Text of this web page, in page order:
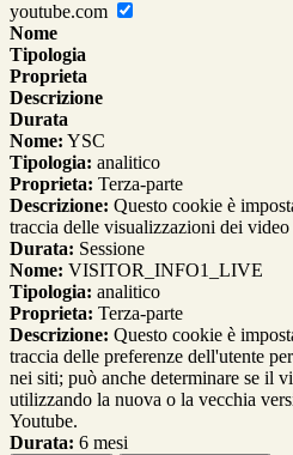
youtube.com
Nome
Tipologia
Proprieta
Descrizione
Durata
Nome: YSC
Tipologia: analitico
Proprieta: Terza-parte
Descrizione: Questo cookie è
traccia delle visualizzazioni dei
Durata: Sessione
Nome: VISITOR_INFO1_LIVE
Tipologia: analitico
Proprieta: Terza-parte
Descrizione: Questo cookie è
traccia delle preferenze dell'utente
nei siti; può anche determinare se il
utilizzando la nuova o la vecchia
Youtube.
Durata: 6 mesi